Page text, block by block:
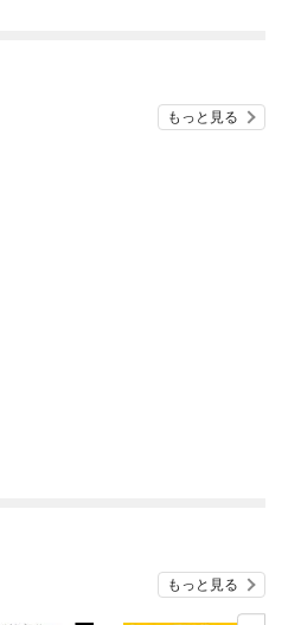
もっと見る
もっと見る